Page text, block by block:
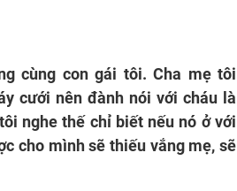
cùng con gái tôi. Cha mẹ tôi
cưới nên đành nói với cháu là
nghe thế chỉ biết nếu nó ở với
cho mình sẽ thiếu vắng mẹ, sẽ